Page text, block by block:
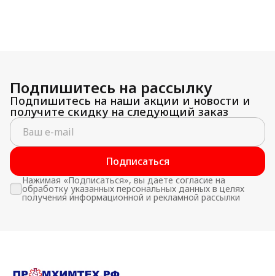
Подпишитесь на рассылку
Подпишитесь на наши акции и новости и
получите скидку на следующий заказ
Подписаться
Нажимая «Подписаться», вы даете согласие на
обработку указанных персональных данных в целях
получения информационной и рекламной рассылки